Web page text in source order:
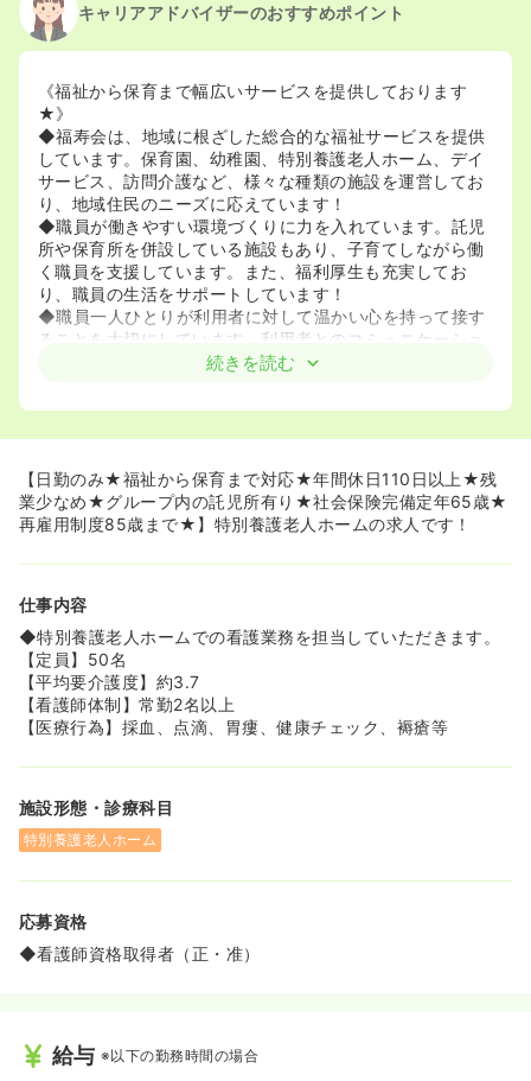
キャリアアドバイザーのおすすめポイント
《福祉から保育まで幅広いサービスを提供しております
★》
◆福寿会は、地域に根ざした総合的な福祉サービスを提供
しています。保育園、幼稚園、特別養護老人ホーム、デイ
サービス、訪問介護など、様々な種類の施設を運営してお
り、地域住民のニーズに応えています！
◆職員が働きやすい環境づくりに力を入れています。託児
所や保育所を併設している施設もあり、子育てしながら働
く職員を支援しています。また、福利厚生も充実してお
り、職員の生活をサポートしています！
◆職員一人ひとりが利用者に対して温かい心を持って接す
ることを大切にしています。利用者とのコミュニケーショ
ンを重視し、一人ひとりの個性を尊重したケアを提供して
魅力です。お子さんが1歳になるまで育児休業が取得でき、
復帰後も就学前まで時短勤務が可能。男性の育休取得も積
極的に応援しています！
保育園」があり、連携園の「幼保連携型認定こども園 あん
サポートします！
◆スキルアップを応援する資格取得支援制度も充実してお
り、初任者研修からケアマネ更新研修など、業務に必要な
資格取得費用を法人負担または貸付制度でサポートしま
す！
◆リフレッシュできる福利厚生も魅力満載で、職員旅行
ど、楽しいイベントが盛りだくさんです！
半年後から有給休暇が付与され、半日単位での取得も可能
です！
◆健康面への配慮も手厚く、年1回の定期検診（夜勤者は
年2回）、介護・保育士向けの腰痛検診、インフルエンザ
◆各種社会保険（雇用・労災・健康・厚生年金）や福祉従
事者共済制度も完備しており、安心して長く働ける環境が
整っています！
続きを読む
【日勤のみ★福祉から保育まで対応★年間休日110日以上★残
業少なめ★グループ内の託児所有り★社会保険完備定年65歳★
再雇用制度85歳まで★】特別養護老人ホームの求人です！
仕事内容
◆特別養護老人ホームでの看護業務を担当していただきます。
【定員】50名
【平均要介護度】約3.7
【看護師体制】常勤2名以上
【医療行為】採血、点滴、胃瘻、健康チェック、褥瘡等
施設形態・診療科目
特別養護老人ホーム
応募資格
◆看護師資格取得者（正・准）
給与 ※以下の勤務時間の場合